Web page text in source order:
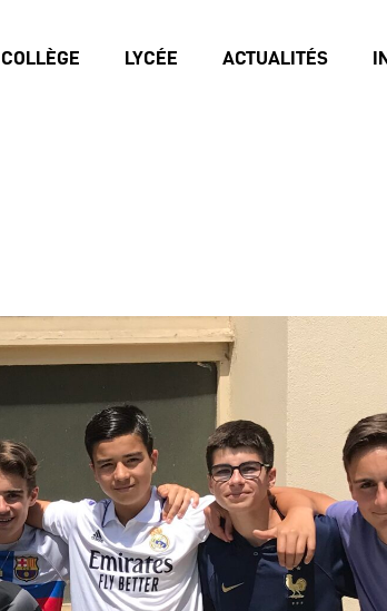
COLLÈGE LYCÉE ACTUALITÉS